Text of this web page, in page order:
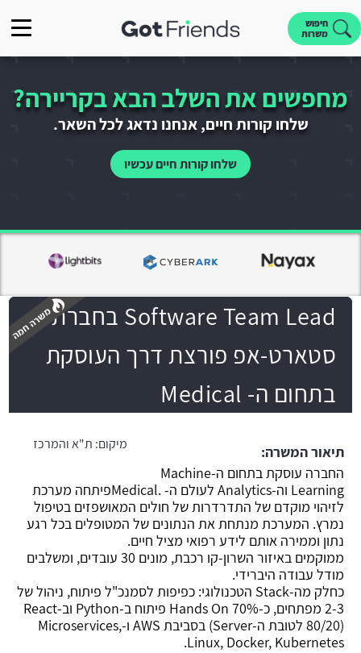
חיפוש
משרות
מחפשים את השלב הבא בקריירה?
שלחו קורות חיים, אנחנו נדאג לכל השאר.
שלחו קורות חיים עכשיו
Software Team Lead בחברת
סטארט-אפ פורצת דרך העוסקת
בתחום ה- Medical
מיקום: ת"א והמרכז
תיאור המשרה:
החברה עוסקת בתחום ה-Machine
Learning וה-Analytics לעולם ה- .Medicalפיתחה מערכת
לזיהוי מוקדם של התדרדרות של חולים המאושפזים בטיפול
נמרץ. המערכת מנתחת את הנתונים של המטופלים בכל רגע
נתון וממירה אותם לידע רפואי מציל חיים.
ממוקמים באיזור השרון-קו רכבת, מונים 30 עובדים, ומשלבים
מודל עבודה היברידי.
כחלק מה-Stack הטכנולוגי: כפיפות לסמנכ"ל פיתוח, ניהול של
2-3 מפתחים, כ-70% Hands On פיתוח ב-Python וב-React
(80/20 לטובת ה-Server) בסביבת AWS ו-Microservices,
Linux, Docker, Kubernetes.